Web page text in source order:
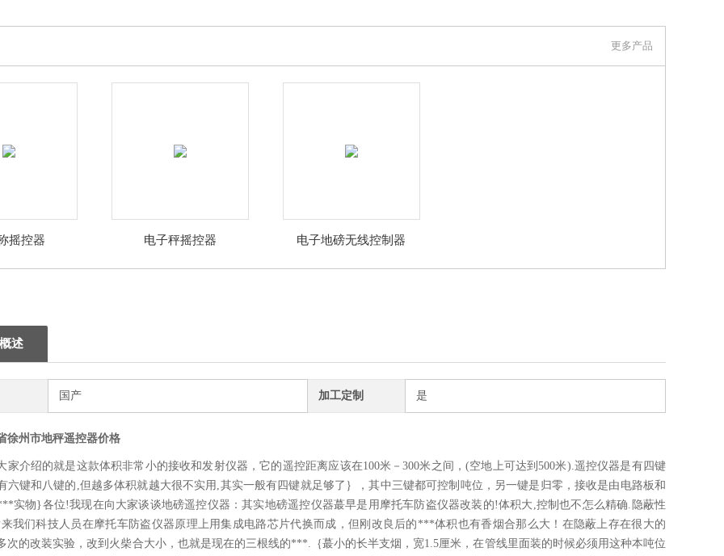
更多产品
摇控器 电子秤摇控器 电子地磅无线控制器
述
国产 加工定制 是
徐州市地秤遥控器价格
家介绍的就是这款体积非常小的接收和发射仪器，它的遥控距离应该在100米－300米之间，(空地上可达到500米).遥控仪器是有四键
六键和八键的,但越多体积就越大很不实用,其实一般有四键就足够了｝，其中三键都可控制吨位，另一键是归零，接收是由电路板和
实物}各位!我现在向大家谈谈地磅遥控仪器：其实地磅遥控仪器蕞早是用摩托车防盗仪器改装的!体积大,控制也不怎么精确.隐蔽性
我们科技人员在摩托车防盗仪器原理上用集成电路芯片代换而成，但刚改良后的***体积也有香烟合那么大！在隐蔽上存在很大的
次的改装实验，改到火柴合大小，也就是现在的三根线的***.｛蕞小的长半支烟，宽1.5厘米，在管线里面装的时候必须用这种本吨位